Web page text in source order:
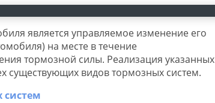
является управляемое изменение его
на месте в течение
тормозной силы. Реализация указанных
существующих видов тормозных систем.